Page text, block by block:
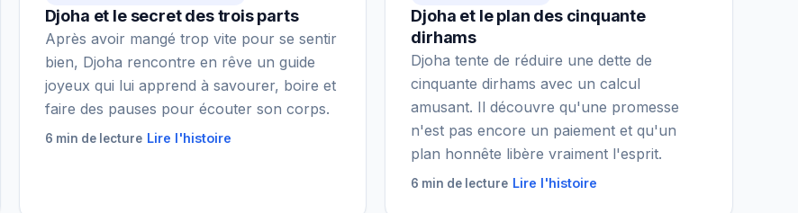
Djoha et le secret des trois parts
Après avoir mangé trop vite pour se sentir
bien, Djoha rencontre en rêve un guide
joyeux qui lui apprend à savourer, boire et
faire des pauses pour écouter son corps.
6 min de lecture Lire l'histoire
Djoha et le plan des cinquante
dirhams
Djoha tente de réduire une dette de
cinquante dirhams avec un calcul
amusant. Il découvre qu'une promesse
n'est pas encore un paiement et qu'un
plan honnête libère vraiment l'esprit.
6 min de lecture Lire l'histoire